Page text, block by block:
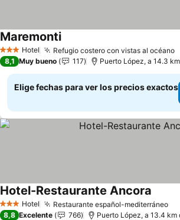
3 Estrellas
Hotel Refugio costero con vistas al océano
MaremontiVer precios
8,1 Muy bueno 117 Puerto López, a 14.3
Elige fechas para ver los precios exactos
3 Estrellas
Hotel Restaurante español-mediterráneo
Hotel-Restaurante Ancora
8,8 Excelente 766 Puerto López, a 13.4 km